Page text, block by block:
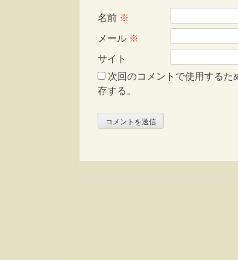
名前 ※
メール ※
サイト
次回のコメントで使用する
存する。